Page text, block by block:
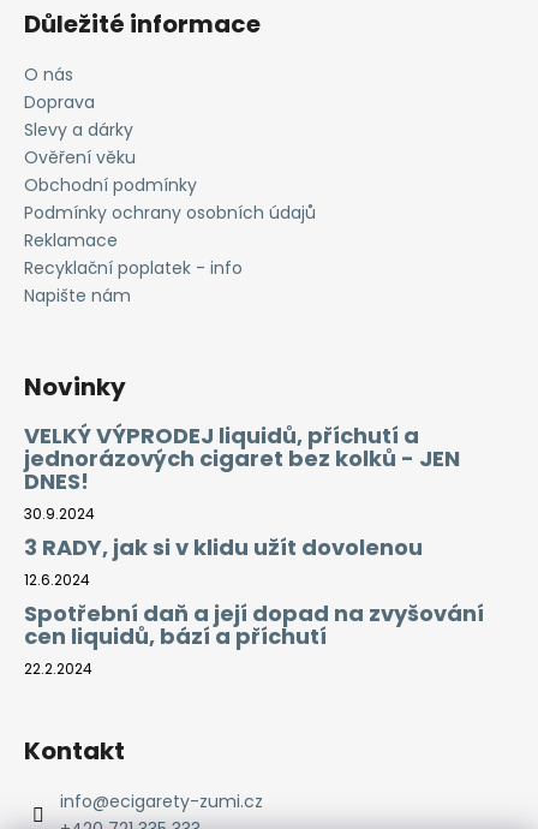
Důležité informace
O nás
Doprava
Slevy a dárky
Ověření věku
Obchodní podmínky
Podmínky ochrany osobních údajů
Reklamace
Recyklační poplatek - info
Napište nám
Novinky
VELKÝ VÝPRODEJ liquidů, příchutí a
jednorázových cigaret bez kolků - JEN
DNES!
30.9.2024
3 RADY, jak si v klidu užít dovolenou
12.6.2024
Spotřební daň a její dopad na zvyšování
cen liquidů, bází a příchutí
22.2.2024
Kontakt
info@ecigarety-zumi.cz